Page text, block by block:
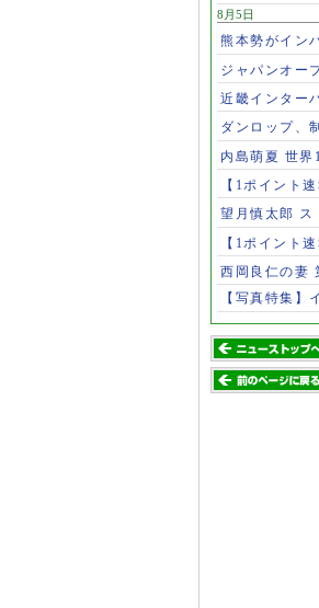
8月5日
熊本勢がイン
ジャパンオー
近畿インター
ダンロップ、
内島萌夏 世界
【1ポイント
望月慎太郎 ス
【1ポイント
西岡良仁の妻
【写真特集